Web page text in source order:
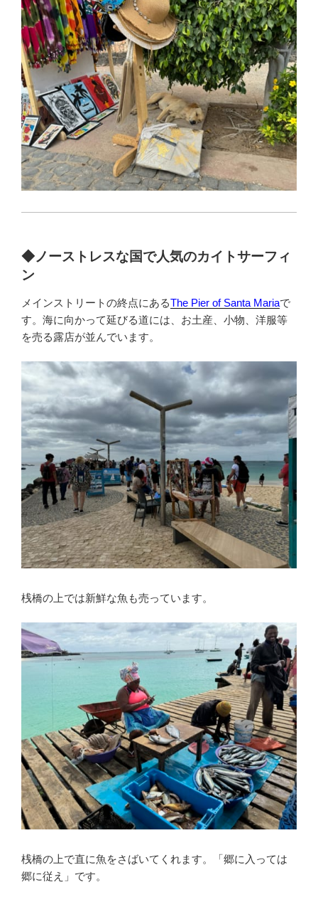
◆ノーストレスな国で人気のカイトサーフィ
ン
メインストリートの終点にあるThe Pier of Santa Mariaで
す。海に向かって延びる道には、お土産、小物、洋服等
を売る露店が並んでいます。
桟橋の上では新鮮な魚も売っています。
桟橋の上で直に魚をさばいてくれます。「郷に入っては
郷に従え」です。